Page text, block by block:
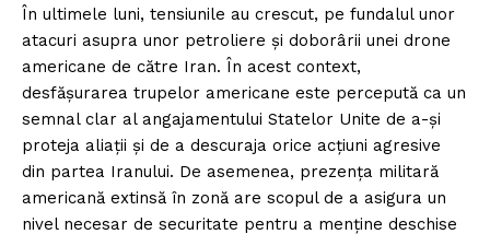
În ultimele luni, tensiunile au crescut, pe fundalul unor
atacuri asupra unor petroliere și doborârii unei drone
americane de către Iran. În acest context,
desfășurarea trupelor americane este percepută ca un
semnal clar al angajamentului Statelor Unite de a-și
proteja aliații și de a descuraja orice acțiuni agresive
din partea Iranului. De asemenea, prezența militară
americană extinsă în zonă are scopul de a asigura un
nivel necesar de securitate pentru a menține deschise